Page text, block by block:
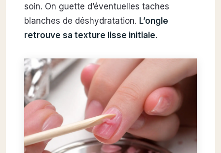
soin. On guette d’éventuelles taches
blanches de déshydratation. L’ongle
retrouve sa texture lisse initiale.